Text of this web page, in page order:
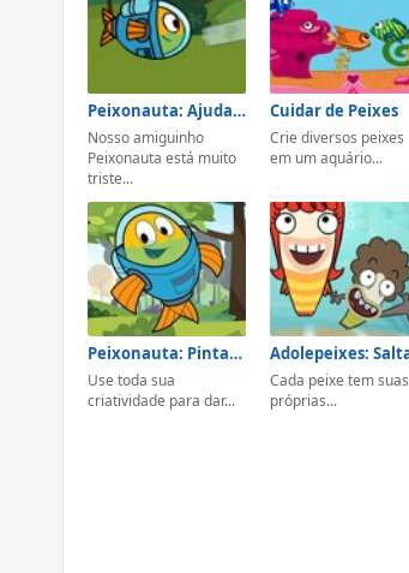
Peixonauta: Ajudar o Meio Ambiente
Nosso amiguinho
Peixonauta está muito
triste...
Cuidar de Peixes
Crie diversos peixes
em um aquário...
Peixonauta: Pintar e Colorir
Use toda sua
criatividade para dar...
Cada peixe tem suas
próprias...